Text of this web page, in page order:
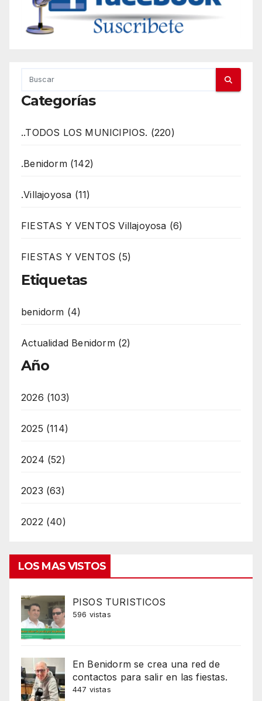
Categorías
..TODOS LOS MUNICIPIOS. (220)
.Benidorm (142)
.Villajoyosa (11)
FIESTAS Y VENTOS Villajoyosa (6)
FIESTAS Y VENTOS (5)
Etiquetas
benidorm (4)
Actualidad Benidorm (2)
Año
2026 (103)
2025 (114)
2024 (52)
2023 (63)
2022 (40)
LOS MAS VISTOS
PISOS TURISTICOS
596 vistas
En Benidorm se crea una red de
contactos para salir en las fiestas.
447 vistas